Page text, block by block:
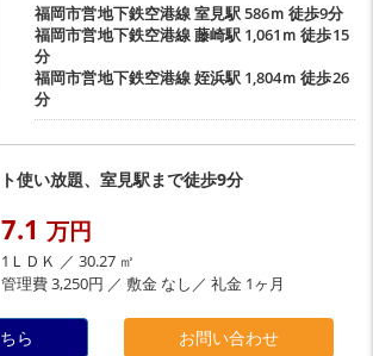
福岡市営地下鉄空港線室見駅586ｍ 徒歩9分
福岡市営地下鉄空港線藤崎駅 1,061ｍ 徒歩15
分
福岡市営地下鉄空港線姪浜駅 1,804ｍ 徒歩26
分
使い放題、室見駅まで徒歩9分
7.1 万円
1ＬＤＫ ／ 30.27 ㎡
管理費 3,250円 ／ 敷金 なし／ 礼金 1ヶ月
ら お問い合わせ